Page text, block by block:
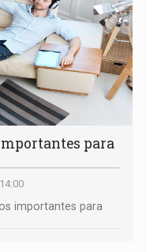
para
importantes para